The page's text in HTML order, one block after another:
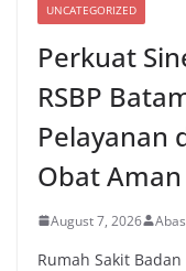
UNCATEGORIZED
Perkuat
RSBP
Pelayanan
Obat Aman
August 7, 2026
Rumah Sakit Badan